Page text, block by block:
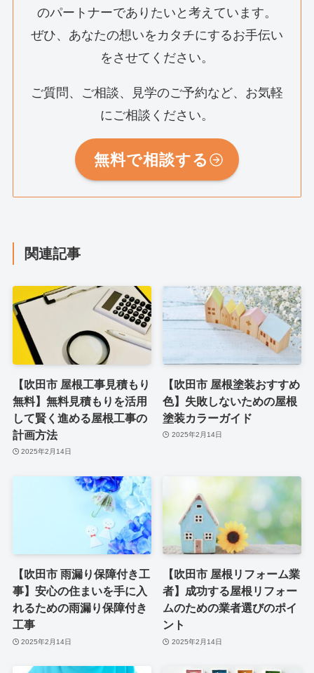
のパートナーでありたいと考えています。
ぜひ、あなたの想いをカタチにするお手伝い
をさせてください。
ご質問、ご相談、見学のご予約など、お気軽
にご相談ください。
無料で相談する
関連記事
【吹田市 屋根工事見積もり
無料】無料見積もりを活用
して賢く進める屋根工事の
計画方法
2025年2月14日
【吹田市 屋根塗装おすすめ
色】失敗しないための屋根
塗装カラーガイド
2025年2月14日
【吹田市 雨漏り保障付き工
事】安心の住まいを手に入
れるための雨漏り保障付き
工事
2025年2月14日
【吹田市 屋根リフォーム業
者】成功する屋根リフォー
ムのための業者選びのポイ
ント
2025年2月14日